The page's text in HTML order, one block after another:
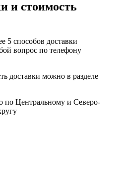
и стоимость
5 способов доставки
вопрос по телефону
доставки можно в разделе
по Центральному и Северо-